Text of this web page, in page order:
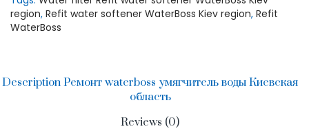
region, Refit water softener WaterBoss Kiev region, Refit
WaterBoss
Description Ремонт waterboss умягчитель воды Киевская
область
Reviews (0)